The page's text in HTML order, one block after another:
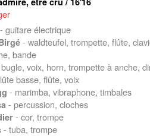
- guitare électrique
- waldteufel, trompette, flûte,
bande
voix, horn, trompette à anche,
basse, flûte, voix
- marimba, vibraphone, timbales
- percussion, cloches
- cor, trompe
- tuba, trompe